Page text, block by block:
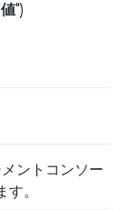
")
ントコンソー
。